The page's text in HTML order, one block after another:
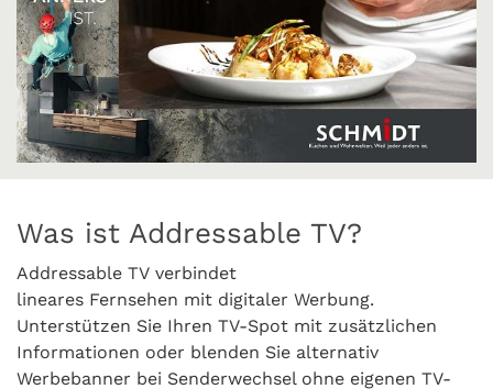
Was ist Addressable TV?
Addressable TV verbindet
lineares Fernsehen mit digitaler Werbung.
Unterstützen Sie Ihren TV-Spot mit zusätzlichen
Informationen oder blenden Sie alternativ
Werbebanner bei Senderwechsel ohne eigenen TV-